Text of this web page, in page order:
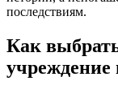
последствиям.
Как